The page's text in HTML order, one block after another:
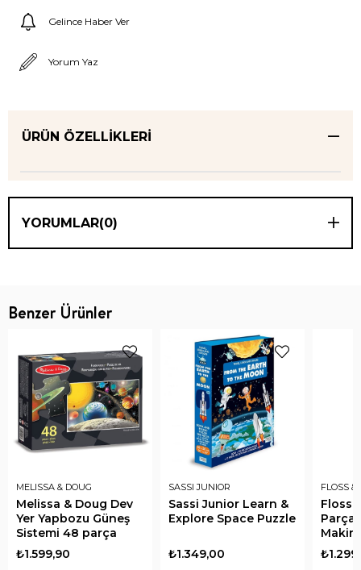
Gelince Haber Ver
Yorum Yaz
ÜRÜN ÖZELLIKLERI
YORUMLAR(0)
Benzer Ürünler
MELISSA & DOUG
Melissa & Doug Dev
Yer Yapbozu Güneş
Sistemi 48 parça
₺1.599,90
SASSI JUNIOR
Sassi Junior Learn &
Explore Space Puzzle
₺1.349,00
FLOSS &
Floss
Parça
Boz